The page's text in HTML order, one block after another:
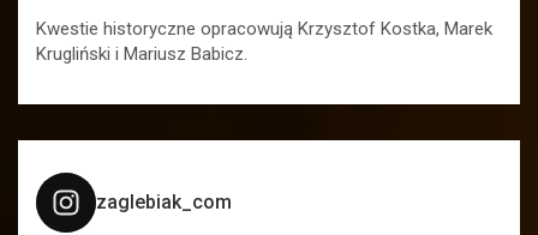
Kwestie historyczne opracowują Krzysztof Kostka, Marek
Krugliński i Mariusz Babicz.
zaglebiak_com